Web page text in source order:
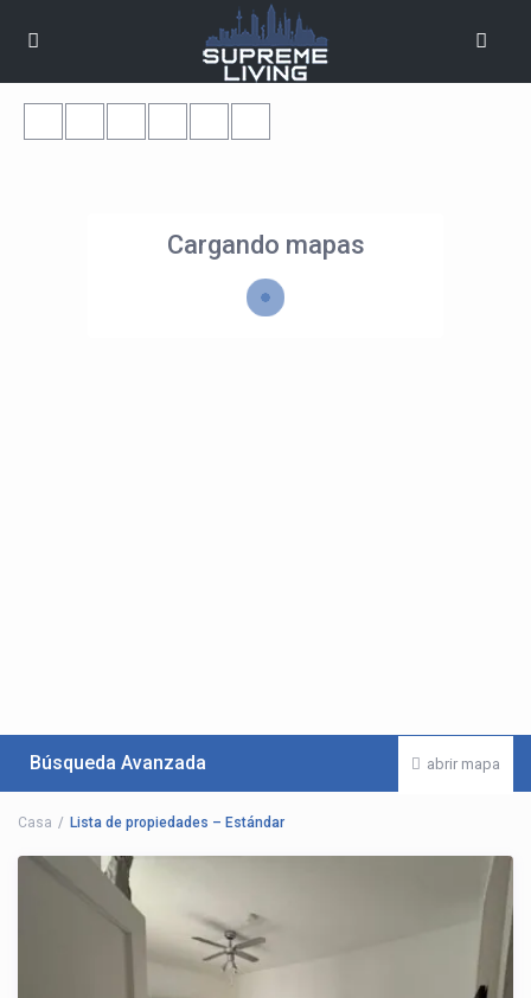
Cargando mapas
abrir mapa
Búsqueda Avanzada
Casa Lista de propiedades – Estándar